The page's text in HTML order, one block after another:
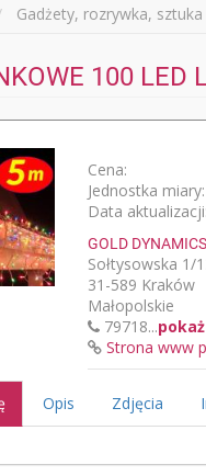
Gadżety, rozrywka, sztuka
100
Cena:
Jednostka miary:
Data aktualizacji:
GOLD
Sołtysowska 1/
31-589 Kraków
Małopolskie
79718...
Strona www
Opis Zdjęcia